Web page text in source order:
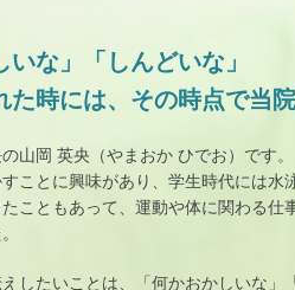
いな」「しんどいな」
た時には、その時点で当
山岡 英央（やまおか ひでお）です。
ことに興味があり、学生時代には
こともあって、運動や体に関わる
したいことは、「何かおかしいな